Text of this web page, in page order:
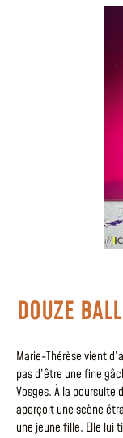
DOUZE
Marie-Thérèse vient
pas d’être une fine
Vosges. À la poursuite
aperçoit une scène
une jeune fille. Elle lui